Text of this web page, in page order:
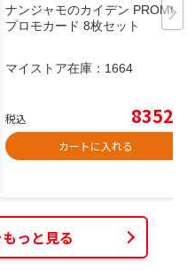
ナンジャモのカイデン PROMO
プロモカード 8枚セット
マイストア在庫： 1664
税込 8352
カートに入れる
っと見る